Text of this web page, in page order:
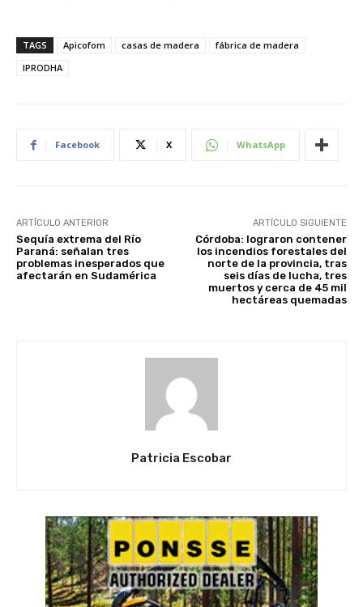
TAGS Apicofom casas de madera
fábrica de madera
IPRODHA
Facebook X WhatsApp
ARTÍCULO ANTERIOR
Sequía extrema del Río
Paraná: señalan tres
problemas inesperados que
afectarán en Sudamérica
ARTÍCULO SIGUIENTE
Córdoba: lograron contener
los incendios forestales del
norte de la provincia, tras
seis días de lucha, tres
muertos y cerca de 45 mil
hectáreas quemadas
Patricia Escobar